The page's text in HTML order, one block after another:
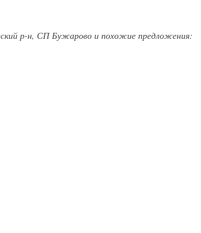
р-н, СП Бужарово и похожие предложения: